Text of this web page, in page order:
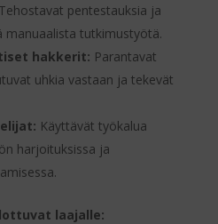
Tehostavat pentestauksia ja
manuaalista tutkimustyötä.
hakkerit: Parantavat
uhkia vastaan ja tekevät
Käyttävät työkalua
harjoituksissa ja
laajalle: